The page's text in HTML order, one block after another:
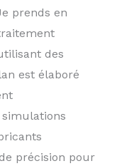
prends en
des
est élaboré
précision pour